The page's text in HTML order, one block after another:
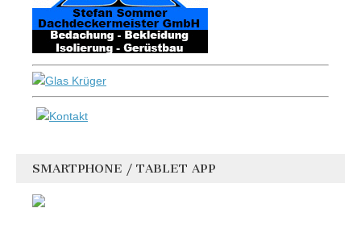
SMARTPHONE / TABLET APP